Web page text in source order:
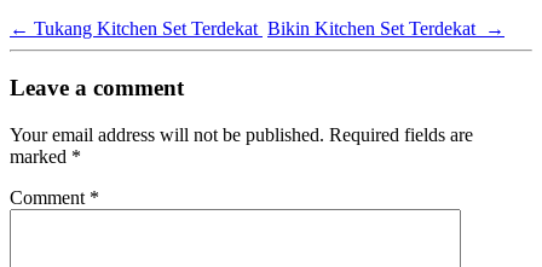
← Tukang Kitchen Set Terdekat Bikin Kitchen Set Terdekat →
Leave a comment
Your email address will not be published. Required fields are
marked *
Comment *